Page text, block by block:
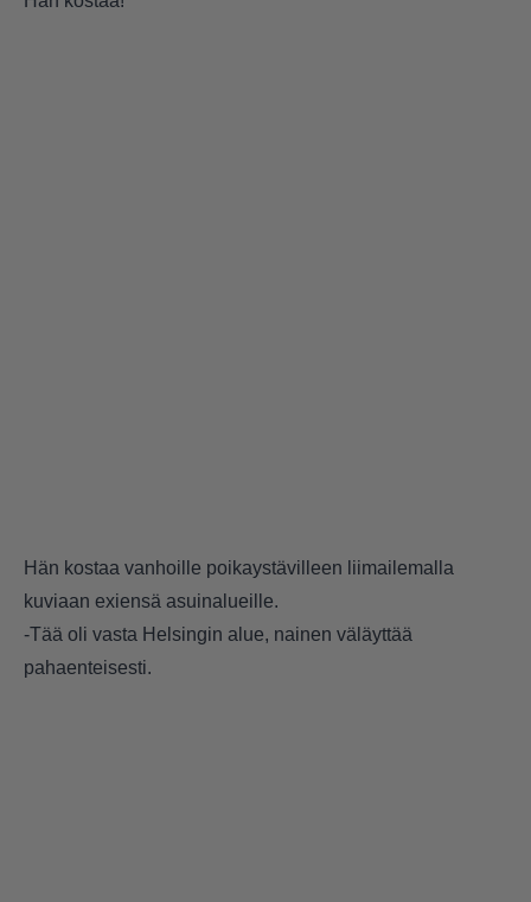
Hän kostaa vanhoille poikaystävilleen liimailemalla
kuviaan exiensä asuinalueille.
-Tää oli vasta Helsingin alue, nainen väläyttää
pahaenteisesti.